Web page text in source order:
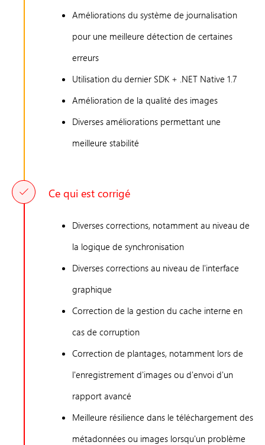
Améliorations du système de journalisation
pour une meilleure détection de certaines
erreurs
Utilisation du dernier SDK + .NET Native 1.7
Amélioration de la qualité des images
Diverses améliorations permettant une
meilleure stabilité
Ce qui est corrigé
Diverses corrections, notamment au niveau de
la logique de synchronisation
Diverses corrections au niveau de l'interface
graphique
Correction de la gestion du cache interne en
cas de corruption
Correction de plantages, notamment lors de
l'enregistrement d'images ou d'envoi d'un
rapport avancé
Meilleure résilience dans le téléchargement des
métadonnées ou images lorsqu'un problème